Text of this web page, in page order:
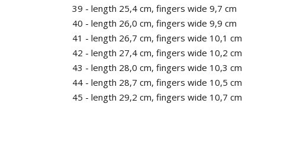
39 - length 25,4 cm, fingers wide 9,7 cm
40 - length 26,0 cm, fingers wide 9,9 cm
41 - length 26,7 cm, fingers wide 10,1 cm
42 - length 27,4 cm, fingers wide 10,2 cm
43 - length 28,0 cm, fingers wide 10,3 cm
44 - length 28,7 cm, fingers wide 10,5 cm
45 - length 29,2 cm, fingers wide 10,7 cm